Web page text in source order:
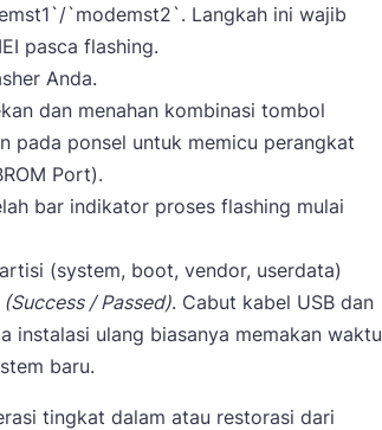
`modemst2`. Langkah ini wajib
pasca flashing.
Anda.
dan menahan kombinasi tombol
pada ponsel untuk memicu perangkat
Port).
bar indikator proses flashing mulai
(system, boot, vendor, userdata)
(Success / Passed). Cabut kabel USB dan
instalasi ulang biasanya memakan waktu
baru.
tingkat dalam atau restorasi dari